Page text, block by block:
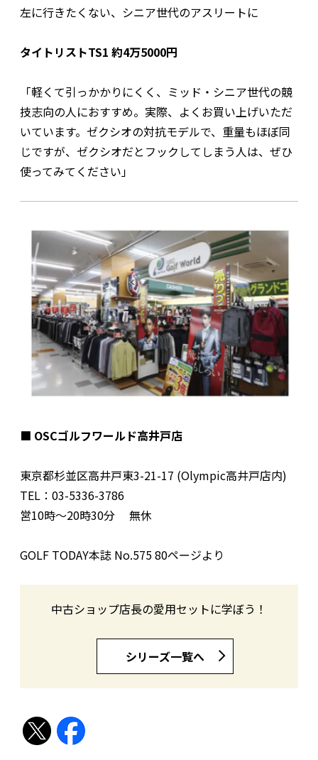
左に行きたくない、シニア世代のアスリートに
タイトリストTS1 約4万5000円
「軽くて引っかかりにくく、ミッド・シニア世代の競
技志向の人におすすめ。実際、よくお買い上げいただ
いています。ゼクシオの対抗モデルで、重量もほぼ同
じですが、ゼクシオだとフックしてしまう人は、ぜひ
使ってみてください」
■ OSCゴルフワールド高井戸店
東京都杉並区高井戸東3-21-17 (Olympic高井戸店内)
TEL：03-5336-3786
営10時〜20時30分 無休
GOLF TODAY本誌 No.575 80ページより
中古ショップ店長の愛用セットに学ぼう！
シリーズ一覧へ